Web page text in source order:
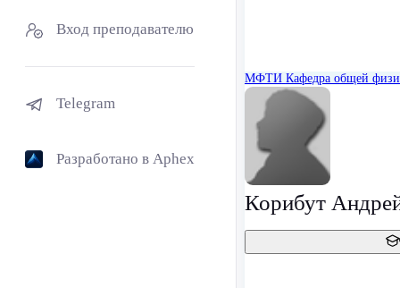
Вход преподавателю
Telegram
Разработано в Aphex
МФТИ Кафедра общей
Корибут